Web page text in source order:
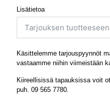
Lisätietoa
Käsittelemme tarjouspyynnöt
vastaamme niihin viimeistään
Kiireellisissä tapauksissa voit
puh. 09 565 7780